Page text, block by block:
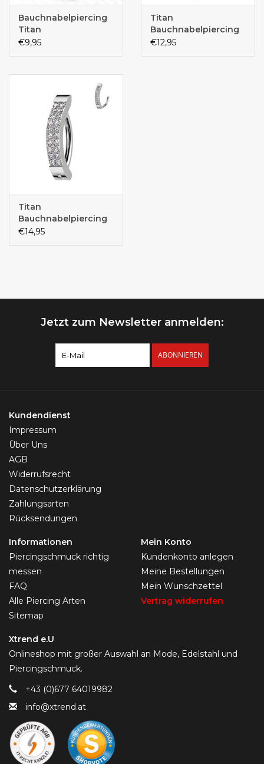
Bauchnabelpiercing
Titan
€9,95
Titan
Bauchnabelpiercing
€12,95
Titan
Bauchnabelpiercing
€14,95
Jetzt zum Newsletter anmelden:
ABONNIEREN
Kundendienst
Impressum
Über Uns
AGB
Widerrufsrecht
Datenschutzerklärung
Zahlungsarten
Rücksendungen
Informationen
Piercingschmuck richtig
messen
FAQ
Alle Piercing Arten
Sitemap
Mein Konto
Kundenkonto anlegen
Meine Bestellungen
Mein Wunschzettel
Vertrag widerrufen
Xtrend e.U
Onlineshop mit großer Auswahl an Mode, Edelstahl und
Piercingschmuck.
+43 (0)677 64019982
info@xtrend.at